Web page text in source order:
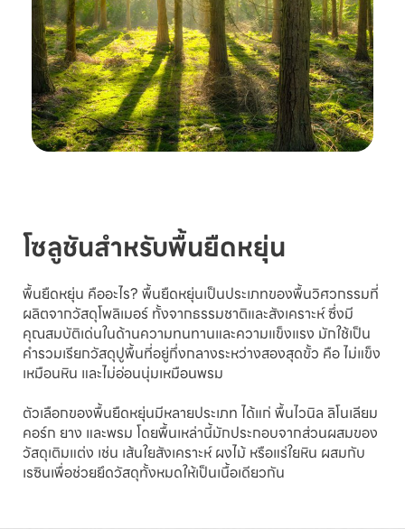
โซลูชันสำหรับพื้นยืดหยุ่น
พื้นยืดหยุ่น คืออะไร? พื้นยืดหยุ่นเป็นประเภทของพื้นวิศวกรรมที่
ผลิตจากวัสดุโพลิเมอร์ ทั้งจากธรรมชาติและสังเคราะห์ ซึ่งมี
คุณสมบัติเด่นในด้านความทนทานและความแข็งแรง มักใช้เป็น
คำรวมเรียกวัสดุปูพื้นที่อยู่กึ่งกลางระหว่างสองสุดขั้ว คือ ไม่แข็ง
เหมือนหิน และไม่อ่อนนุ่มเหมือนพรม
ตัวเลือกของพื้นยืดหยุ่นมีหลายประเภท ได้แก่ พื้นไวนิล ลิโนเลียม
คอร์ก ยาง และพรม โดยพื้นเหล่านี้มักประกอบจากส่วนผสมของ
วัสดุเติมแต่ง เช่น เส้นใยสังเคราะห์ ผงไม้ หรือแร่ใยหิน ผสมกับ
เรซินเพื่อช่วยยึดวัสดุทั้งหมดให้เป็นเนื้อเดียวกัน